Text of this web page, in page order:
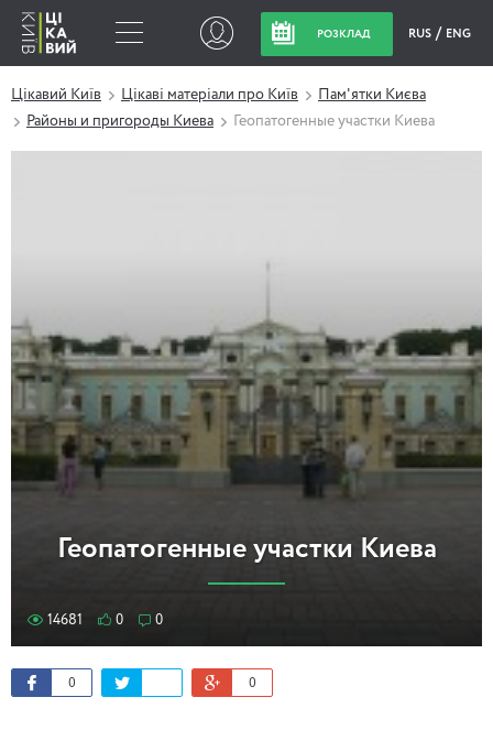
РОЗКЛАД RUS ENG
Цікавий Київ Цікаві матеріали про Київ
Пам'ятки Києва
Районы и пригороды Киева
Геопатогенные участки Киева
Геопатогенные участки Киева
14681 0 0
0 0